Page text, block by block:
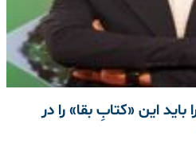
این «کتابِ بقا» را در